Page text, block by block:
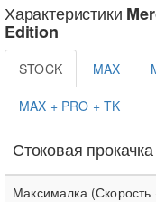
Характеристики
Edition
STOCK MAX
MAX + PRO + TK
Стоковая
Максималка (Скорость